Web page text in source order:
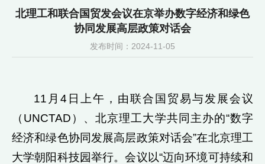
北理工和联合国贸发会议在京举办数字经济和绿色
协同发展高层政策对话会
发布时间：2024-11-05
11月4日上午，由联合国贸易与发展会议
（UNCTAD）、北京理工大学共同主办的“数字
经济和绿色协同发展高层政策对话会”在北京理工
大学朝阳科技园举行。会议以“迈向环境可持续和